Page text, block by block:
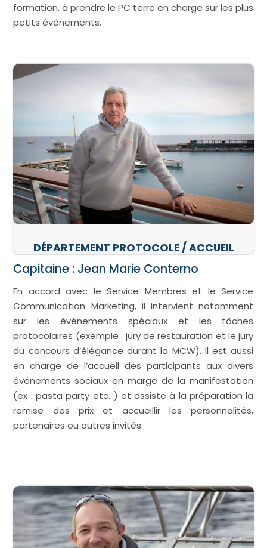
formation, à prendre le PC terre en charge sur les plus
petits événements.
DÉPARTEMENT PROTOCOLE / ACCUEIL
Capitaine : Jean Marie Conterno
En accord avec le Service Membres et le Service
Communication Marketing, il intervient notamment
sur les événements spéciaux et les tâches
protocolaires (exemple : jury de restauration et le jury
du concours d’élégance durant la MCW). Il est aussi
en charge de l’accueil des participants aux divers
événements sociaux en marge de la manifestation
(ex : pasta party etc…) et assiste à la préparation la
remise des prix et accueillir les personnalités,
partenaires ou autres invités.